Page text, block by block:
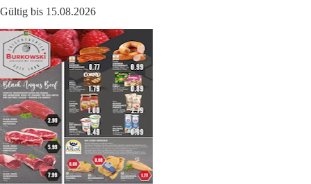
Gültig bis 15.08.2026